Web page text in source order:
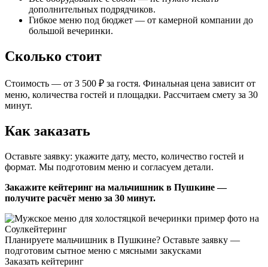
дополнительных подрядчиков.
Гибкое меню под бюджет — от камерной компании до
большой вечеринки.
Сколько стоит
Стоимость — от 3 500 ₽ за гостя. Финальная цена зависит от
меню, количества гостей и площадки. Рассчитаем смету за 30
минут.
Как заказать
Оставьте заявку: укажите дату, место, количество гостей и
формат. Мы подготовим меню и согласуем детали.
Закажите кейтеринг на мальчишник в Пушкине —
получите расчёт меню за 30 минут.
Планируете мальчишник в Пушкине? Оставьте заявку —
подготовим сытное меню с мясными закусками
Заказать кейтеринг